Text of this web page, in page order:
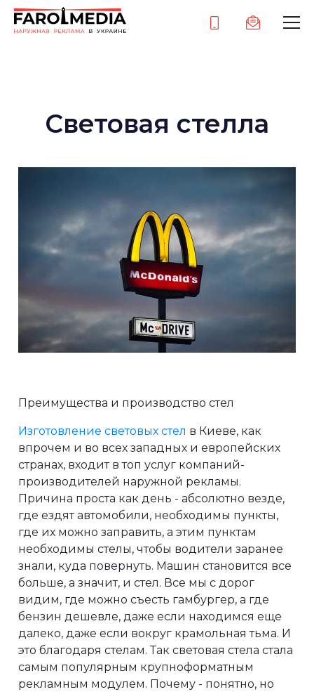
Световая стелла
Преимущества и производство стел
Изготовление световых стел в Киеве, как
впрочем и во всех западных и европейских
странах, входит в топ услуг компаний-
производителей наружной рекламы.
Причина проста как день - абсолютно везде,
где ездят автомобили, необходимы пункты,
где их можно заправить, а этим пунктам
необходимы стелы, чтобы водители заранее
знали, куда повернуть. Машин становится все
больше, а значит, и стел. Все мы с дорог
видим, где можно съесть гамбургер, а где
бензин дешевле, даже если находимся еще
далеко, даже если вокруг крамольная тьма. И
это благодаря стелам. Так световая стела стала
самым популярным крупноформатным
рекламным модулем. Почему - понятно, но